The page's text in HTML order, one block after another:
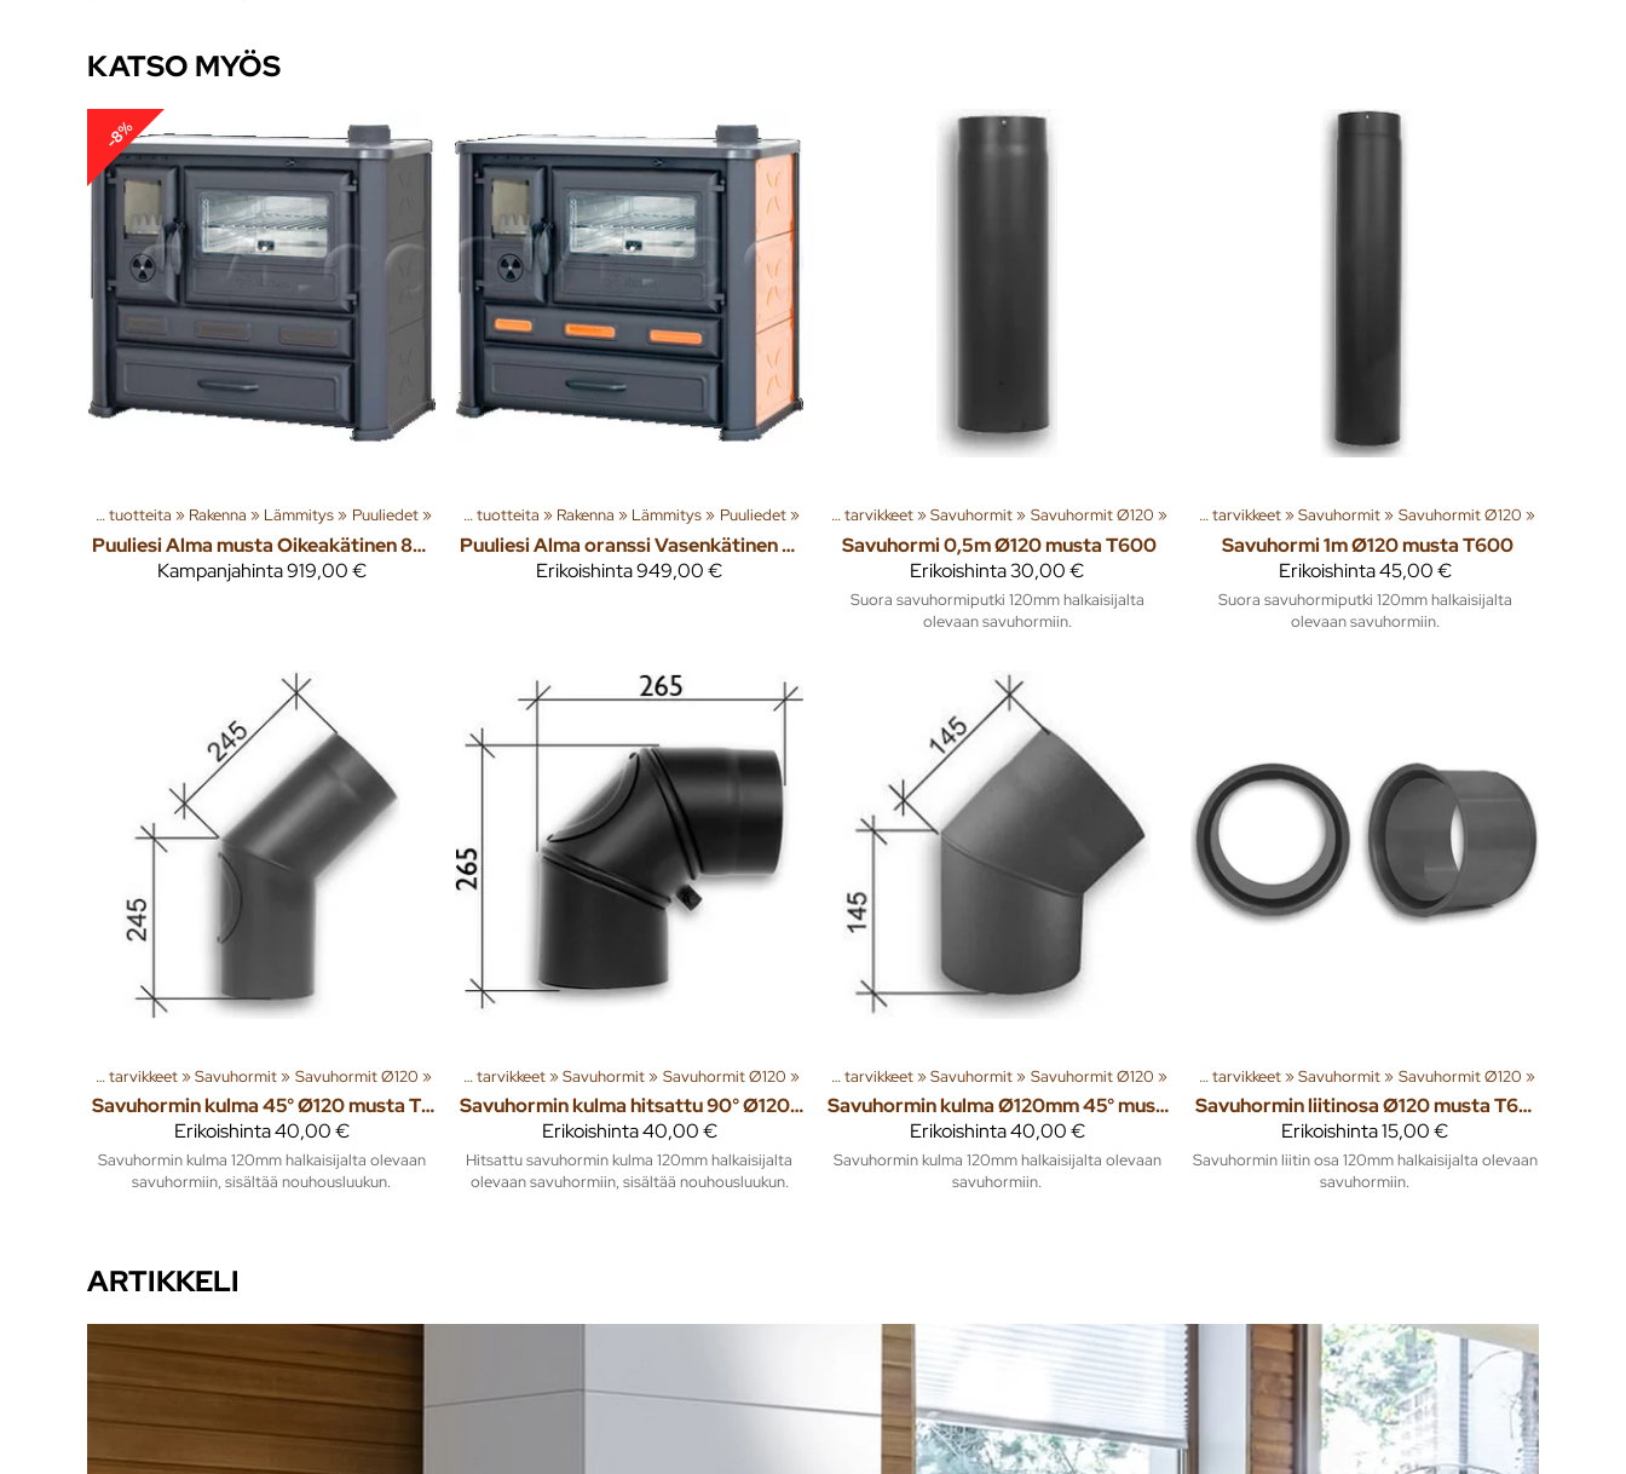
KATSO MYÖS
-8%
Tuoteryhmiä ja tuotteita ‪» Rakenna ‪» Lämmitys‪» Puuliedet‪»
Puuliesi Alma musta Oikeakätinen 8kW
Kampanjahinta919,00 €
Tuoteryhmiä ja tuotteita ‪» Rakenna ‪» Lämmitys‪» Puuliedet‪»
Puuliesi Alma oranssi Vasenkätinen 8kW
Erikoishinta949,00 €
Tuoteryhmiä ja tuotteita‪» Rakenna‪»Lämmitys‪» Piiput ja tarvikkeet‪»Savuhormit‪» Savuhormit Ø120 ‪»
Savuhormi 0,5m Ø120 musta T600
Erikoishinta30,00 €
Suora savuhormiputki 120mm halkaisijalta
olevaan savuhormiin.
Tuoteryhmiä ja tuotteita‪»Rakenna‪»Lämmitys ‪» Piiput ja tarvikkeet‪»Savuhormit‪» Savuhormit Ø120 ‪»
Savuhormi 1m Ø120 musta T600
Erikoishinta45,00 €
Suora savuhormiputki 120mm halkaisijalta
olevaan savuhormiin.
Piiput ja tarvikkeet‪»Savuhormit‪» Savuhormit Ø120 ‪»
Savuhormin kulma 45° Ø120 musta T600 nouhousluukulla
Erikoishinta40,00 €
Savuhormin kulma 120mm halkaisijalta olevaan
savuhormiin, sisältää nouhousluukun.
Tuoteryhmiä ja tuotteita‪»Rakenna‪»Lämmitys ‪» Piiput ja tarvikkeet‪»Savuhormit‪» Savuhormit Ø120 ‪»
Savuhormin kulma hitsattu 90° Ø120mm musta T600 nuohousluukulla
Erikoishinta40,00 €
Hitsattu savuhormin kulma 120mm halkaisijalta
olevaan savuhormiin, sisältää nouhousluukun.
Tuoteryhmiä ja tuotteita‪»Rakenna‪»Lämmitys ‪» Piiput ja tarvikkeet‪»Savuhormit‪» Savuhormit Ø120 ‪»
Savuhormin kulma Ø120mm 45° musta T600
Erikoishinta40,00 €
Savuhormin kulma 120mm halkaisijalta olevaan
savuhormiin.
Tuoteryhmiä ja tuotteita‪»Rakenna‪»Lämmitys ‪» Piiput ja tarvikkeet‪»Savuhormit‪» Savuhormit Ø120 ‪»
Savuhormin liitinosa Ø120 musta T600
Erikoishinta15,00 €
Savuhormin liitin osa 120mm halkaisijalta olevaan
savuhormiin.
ARTIKKELI